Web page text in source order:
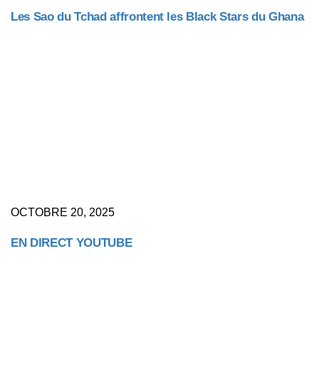
Les Sao du Tchad affrontent les Black Stars du Ghana
OCTOBRE 20, 2025
EN DIRECT YOUTUBE